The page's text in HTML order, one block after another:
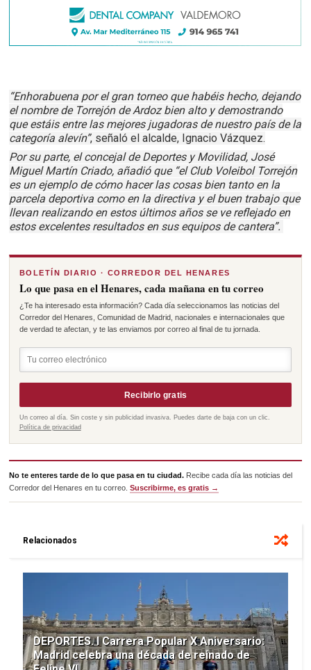
“Enhorabuena por el gran torneo que habéis hecho, dejando
el nombre de Torrejón de Ardoz bien alto y demostrando
que estáis entre las mejores jugadoras de nuestro país de la
categoría alevín”, señaló el alcalde, Ignacio Vázquez.
Por su parte, el concejal de Deportes y Movilidad, José
Miguel Martín Criado, añadió que “el Club Voleibol Torrejón
es un ejemplo de cómo hacer las cosas bien tanto en la
parcela deportiva como en la directiva y el buen trabajo que
llevan realizando en estos últimos años se ve reflejado en
estos excelentes resultados en sus equipos de cantera”.
BOLETÍN DIARIO · CORREDOR DEL HENARES
Lo que pasa en el Henares, cada mañana en tu correo
¿Te ha interesado esta información? Cada día seleccionamos las noticias del
Corredor del Henares, Comunidad de Madrid, nacionales e internacionales que
de verdad te afectan, y te las enviamos por correo al final de tu jornada.
Recibirlo gratis
Un correo al día. Sin coste y sin publicidad invasiva. Puedes darte de baja con un clic.
Política de privacidad
No te enteres tarde de lo que pasa en tu ciudad. Recibe cada día las noticias del
Corredor del Henares en tu correo.Suscribirme, es gratis →
Relacionados
DEPORTES. I Carrera Popular X Aniversario:
Madrid celebra una década de reinado de